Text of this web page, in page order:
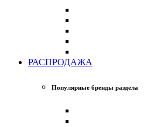
РАСПРОДАЖА
Популярные бренды раздела